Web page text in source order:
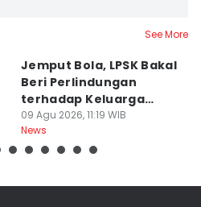
See More
Jemput Bola, LPSK Bakal
Beri Perlindungan
terhadap Keluarga
Sutrimo
09 Agu 2026, 11:19 WIB
News